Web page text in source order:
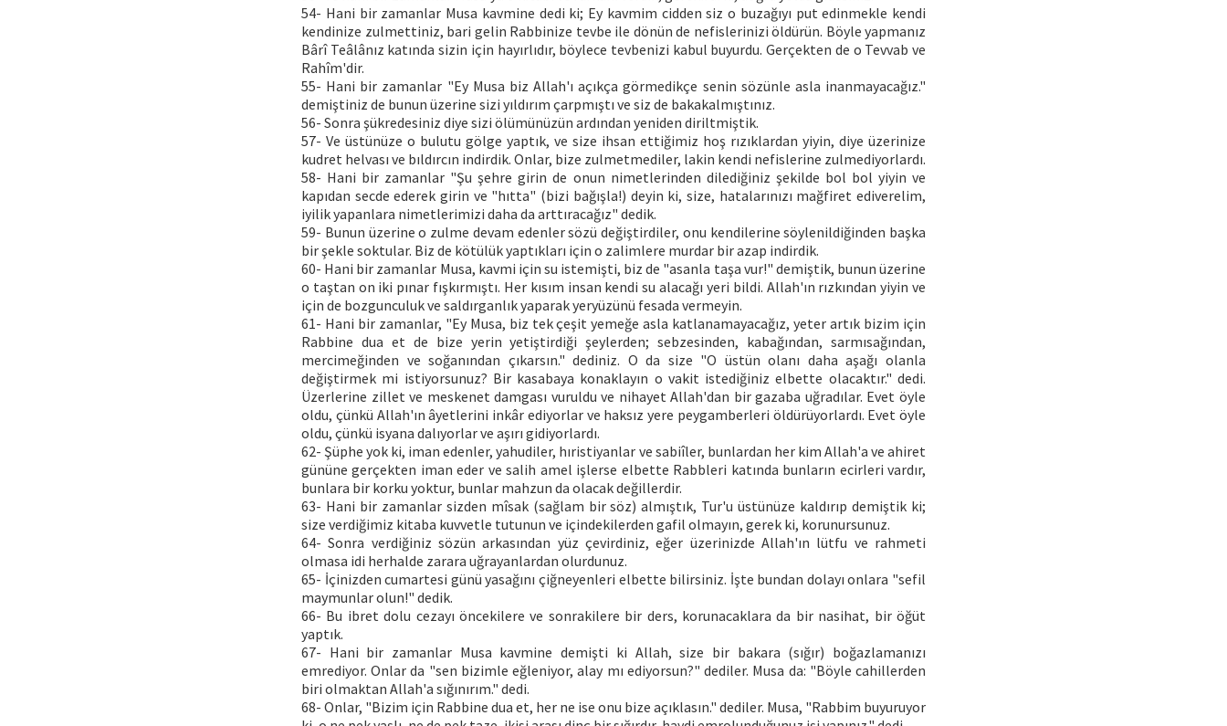
54- Hani bir zamanlar Musa kavmine dedi ki; Ey kavmim cidden siz o buzağıyı put edinmekle kendi
kendinize zulmettiniz, bari gelin Rabbinize tevbe ile dönün de nefislerinizi öldürün. Böyle yapmanız
Bârî Teâlânız katında sizin için hayırlıdır, böylece tevbenizi kabul buyurdu. Gerçekten de o Tevvab ve
Rahîm'dir.
55- Hani bir zamanlar "Ey Musa biz Allah'ı açıkça görmedikçe senin sözünle asla inanmayacağız."
demiştiniz de bunun üzerine sizi yıldırım çarpmıştı ve siz de bakakalmıştınız.
56- Sonra şükredesiniz diye sizi ölümünüzün ardından yeniden diriltmiştik.
57- Ve üstünüze o bulutu gölge yaptık, ve size ihsan ettiğimiz hoş rızıklardan yiyin, diye üzerinize
kudret helvası ve bıldırcın indirdik. Onlar, bize zulmetmediler, lakin kendi nefislerine zulmediyorlardı.
58- Hani bir zamanlar "Şu şehre girin de onun nimetlerinden dilediğiniz şekilde bol bol yiyin ve
kapıdan secde ederek girin ve "hıtta" (bizi bağışla!) deyin ki, size, hatalarınızı mağfiret ediverelim,
iyilik yapanlara nimetlerimizi daha da arttıracağız" dedik.
59- Bunun üzerine o zulme devam edenler sözü değiştirdiler, onu kendilerine söylenildiğinden başka
bir şekle soktular. Biz de kötülük yaptıkları için o zalimlere murdar bir azap indirdik.
60- Hani bir zamanlar Musa, kavmi için su istemişti, biz de "asanla taşa vur!" demiştik, bunun üzerine
o taştan on iki pınar fışkırmıştı. Her kısım insan kendi su alacağı yeri bildi. Allah'ın rızkından yiyin ve
için de bozgunculuk ve saldırganlık yaparak yeryüzünü fesada vermeyin.
61- Hani bir zamanlar, "Ey Musa, biz tek çeşit yemeğe asla katlanamayacağız, yeter artık bizim için
Rabbine dua et de bize yerin yetiştirdiği şeylerden; sebzesinden, kabağından, sarmısağından,
mercimeğinden ve soğanından çıkarsın." dediniz. O da size "O üstün olanı daha aşağı olanla
değiştirmek mi istiyorsunuz? Bir kasabaya konaklayın o vakit istediğiniz elbette olacaktır." dedi.
Üzerlerine zillet ve meskenet damgası vuruldu ve nihayet Allah'dan bir gazaba uğradılar. Evet öyle
oldu, çünkü Allah'ın âyetlerini inkâr ediyorlar ve haksız yere peygamberleri öldürüyorlardı. Evet öyle
oldu, çünkü isyana dalıyorlar ve aşırı gidiyorlardı.
62- Şüphe yok ki, iman edenler, yahudiler, hıristiyanlar ve sabiîler, bunlardan her kim Allah'a ve ahiret
gününe gerçekten iman eder ve salih amel işlerse elbette Rabbleri katında bunların ecirleri vardır,
bunlara bir korku yoktur, bunlar mahzun da olacak değillerdir.
63- Hani bir zamanlar sizden mîsak (sağlam bir söz) almıştık, Tur'u üstünüze kaldırıp demiştik ki;
size verdiğimiz kitaba kuvvetle tutunun ve içindekilerden gafil olmayın, gerek ki, korunursunuz.
64- Sonra verdiğiniz sözün arkasından yüz çevirdiniz, eğer üzerinizde Allah'ın lütfu ve rahmeti
olmasa idi herhalde zarara uğrayanlardan olurdunuz.
65- İçinizden cumartesi günü yasağını çiğneyenleri elbette bilirsiniz. İşte bundan dolayı onlara "sefil
maymunlar olun!" dedik.
66- Bu ibret dolu cezayı öncekilere ve sonrakilere bir ders, korunacaklara da bir nasihat, bir öğüt
yaptık.
67- Hani bir zamanlar Musa kavmine demişti ki Allah, size bir bakara (sığır) boğazlamanızı
emrediyor. Onlar da "sen bizimle eğleniyor, alay mı ediyorsun?" dediler. Musa da: "Böyle cahillerden
biri olmaktan Allah'a sığınırım." dedi.
68- Onlar, "Bizim için Rabbine dua et, her ne ise onu bize açıklasın." dediler. Musa, "Rabbim buyuruyor